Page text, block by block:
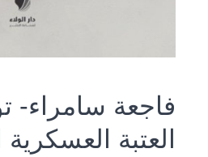
فاجعة سامراء-
العتبة